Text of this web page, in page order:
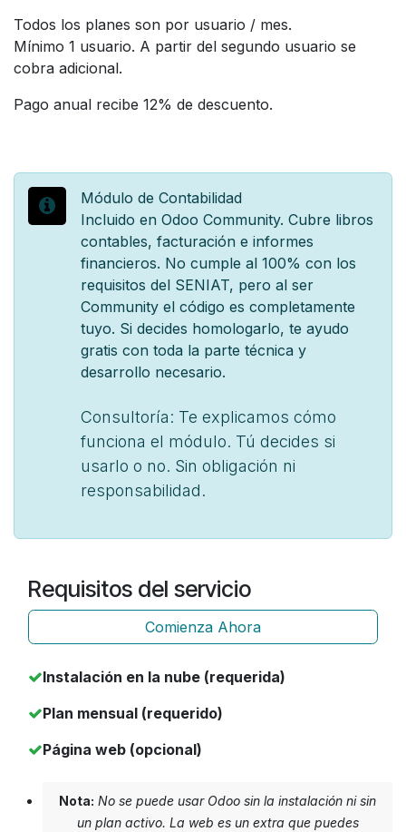
Todos los planes son por usuario / mes.
Mínimo 1 usuario. A partir del segundo usuario se
cobra adicional.
Pago anual recibe 12% de descuento.
Módulo de Contabilidad
Incluido en Odoo Community. Cubre libros
contables, facturación e informes
financieros. No cumple al 100% con los
requisitos del SENIAT, pero al ser
Community el código es completamente
tuyo. Si decides homologarlo, te ayudo
gratis con toda la parte técnica y
desarrollo necesario.
Consultoría: Te explicamos cómo
funciona el módulo. Tú decides si
usarlo o no. Sin obligación ni
responsabilidad.
Requisitos del servicio
Comienza Ahora
Instalación en la nube (requerida)
Plan mensual (requerido)
Página web (opcional)
Nota: No se puede usar Odoo sin la instalación ni sin
un plan activo. La web es un extra que puedes